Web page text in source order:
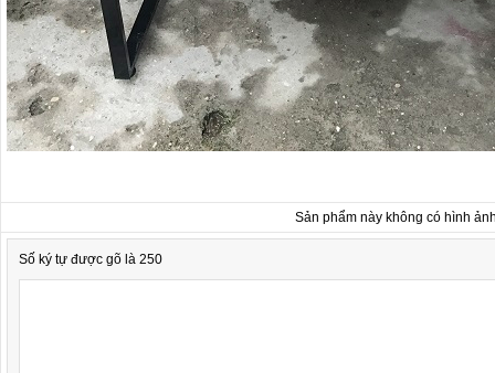
Sản phẩm này không có hình
Số ký tự được gõ là 250